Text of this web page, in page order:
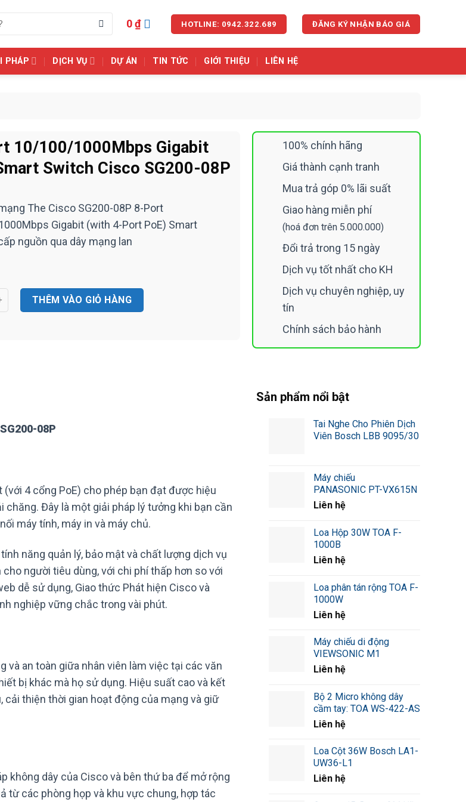
0₫ HOTLINE: 0942.322.689 ĐĂNG KÝ NHẬN BÁO GIÁ
PHÁP DỊCH VỤ DỰ ÁN TIN TỨC GIỚI THIỆU LIÊN HỆ
10/100/1000Mbps Gigabit
Switch Cisco SG200-08P
The Cisco SG200-08P 8-Port
Gigabit (with 4-Port PoE) Smart
nguồn qua dây mạng lan
100/1000Mbps Gigabit PoE Smart Switch Cisco SG200-08P số lượng
THÊM VÀO GIỎ HÀNG
100% chính hãng
Giá thành cạnh tranh
Mua trả góp 0% lãi suất
Giao hàng miễn phí
(hoá đơn trên 5.000.000)
Đổi trả trong 15 ngày
Dịch vụ tốt nhất cho KH
Dịch vụ chuyên nghiệp, uy
tín
Chính sách bảo hành
08P
4 cổng PoE) cho phép bạn đạt được hiệu
Đây là một giải pháp lý tưởng khi bạn cần
máy tính, máy in và máy chủ.
năng quản lý, bảo mật và chất lượng dịch vụ
người tiêu dùng, với chi phí thấp hơn so với
dễ sử dụng, Giao thức Phát hiện Cisco và
nghiệp vững chắc trong vài phút.
và an toàn giữa nhân viên làm việc tại các văn
bị khác mà họ sử dụng. Hiệu suất cao và kết
thiện thời gian hoạt động của mạng và giữ
không dây của Cisco và bên thứ ba để mở rộng
từ các phòng họp và khu vực chung, hợp tác
Sản phẩm nổi bật
Tai Nghe Cho Phiên Dịch
Viên Bosch LBB 9095/30
Máy chiếu
PANASONIC PT-VX615N
Liên hệ
Loa Hộp 30W TOA F-
1000B
Liên hệ
Loa phân tán rộng TOA F-
1000W
Liên hệ
Máy chiếu di động
VIEWSONIC M1
Liên hệ
Bộ 2 Micro không dây
cầm tay: TOA WS-422-AS
Liên hệ
Loa Cột 36W Bosch LA1-
UW36-L1
Liên hệ